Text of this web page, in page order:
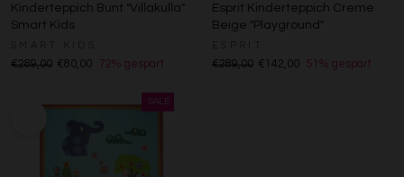
Kinderteppich Bunt "Villakulla"
Smart Kids
€289,00 €80,00 72% gespart
Esprit Kinderteppich Creme
Beige "Playground"
€289,00 €142,00 51% gespart